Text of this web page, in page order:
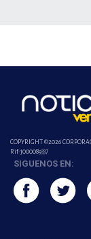
COPYRIGHT ©2026
Rif-j000089337
SIGUENOS EN: